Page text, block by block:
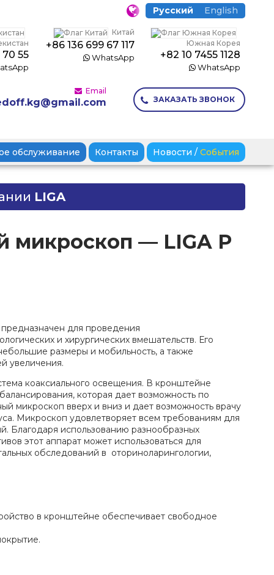
Русский English
55
Китай
+86 136 699 67 117
WhatsApp
Южная Корея
+82 10 7455 1128
WhatsApp
Email
ЗАКАЗАТЬ ЗВОНОК
обслуживание Контакты Новости / События
LIGA
микроскоп — LIGA P
для проведения
и хирургических вмешательств. Его
размеры и мобильность, а также
увеличения.
коаксиального освещения. В кронштейне
которая дает возможность по
микроскоп вверх и вниз и дает возможность врачу
Микроскоп удовлетворяет всем требованиям для
Благодаря использованию разнообразных
этот аппарат может использоваться для
обследований в оториноларингологии,
в кронштейне обеспечивает свободное